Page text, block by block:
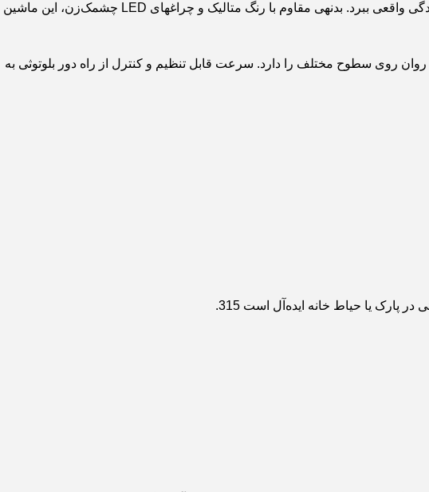
اسپرت و لوکس مازراتی، طراحی شده تا کودکان را به دنیای رانندگی واقعی ببرد. بدنهی مقاوم با رنگ متالیک و چراغهای LED چشمک‌زن، این ماشین
دو یا چهار موتوره) و باتری با دوام (12 ولت)، این مدل قابلیت حرکت روان روی سطوح مختلف را دارد. سرعت قابل تنظیم و کنترل از راه دور بلوتوثی به